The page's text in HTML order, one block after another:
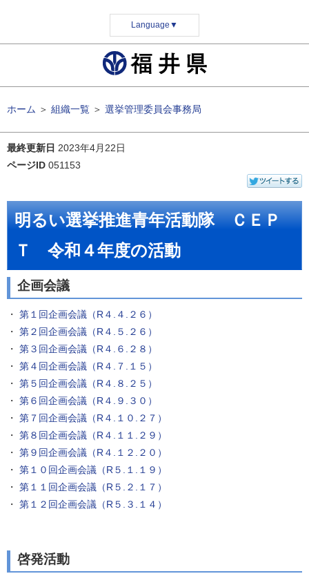
Language ▼
ホーム ＞ 組織一覧 ＞ 選挙管理委員会事務局
最終更新日 2023年4月22日
ページID 051153
明るい選挙推進青年活動隊 ＣＥＰ
Ｔ 令和４年度の活動
企画会議
・ 第１回企画会議（R４.４.２６）
・ 第２回企画会議（R４.５.２６）
・ 第３回企画会議（R４.６.２８）
・ 第４回企画会議（R４.７.１５）
・ 第５回企画会議（R４.８.２５）
・ 第６回企画会議（R４.９.３０）
・ 第７回企画会議（R４.１０.２７）
・ 第８回企画会議（R４.１１.２９）
・ 第９回企画会議（R４.１２.２０）
・ 第１０回企画会議（R５.１.１９）
・ 第１１回企画会議（R５.２.１７）
・ 第１２回企画会議（R５.３.１４）
啓発活動